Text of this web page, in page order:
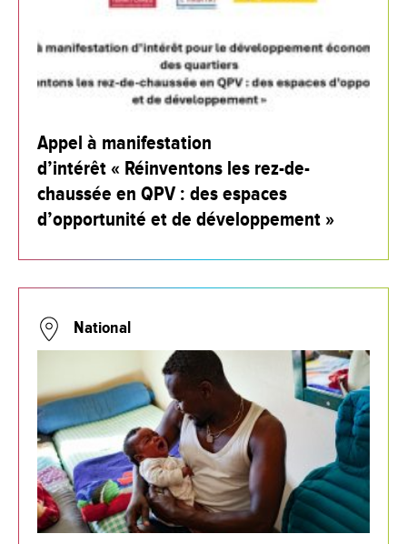
Appel à manifestation
d’intérêt « Réinventons les rez-de-
chaussée en QPV : des espaces
d’opportunité et de développement »
National